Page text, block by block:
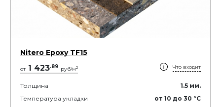
Nitero Epoxy TF15
от 1 423.89 руб/м2 Что входит
Толщина 1.5 мм.
Температура укладки
от 10 до 30 °C